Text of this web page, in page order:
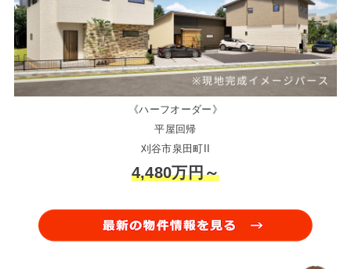
《ハーフオーダー》
平屋回帰
刈谷市泉田町II
4,480万円～